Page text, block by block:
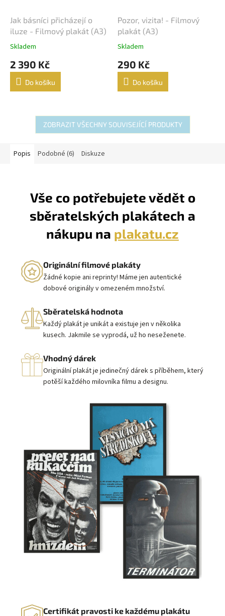
Jak básníci přicházejí o
iluze - Filmový plakát (A3)
Skladem
2 390 Kč
Do košíku
Pozor, vizita! - Filmový
plakát (A3)
Skladem
290 Kč
Do košíku
ZOBRAZIT VŠECHNY SOUVISEJÍCÍ PRODUKTY
Popis Podobné (6) Diskuze
Vše co potřebujete vědět o
sběratelských plakátech a
nákupu na plakatu.cz
Originální filmové plakáty
Žádné kopie ani reprinty! Máme jen autentické
dobové originály v omezeném množství.
Sběratelská hodnota
Každý plakát je unikát a existuje jen v několika
kusech. Jakmile se vyprodá, už ho neseženete.
Vhodný dárek
Originální plakát je jedinečný dárek s příběhem, který
potěší každého milovníka filmu a designu.
Certifikát pravosti ke každému plakátu